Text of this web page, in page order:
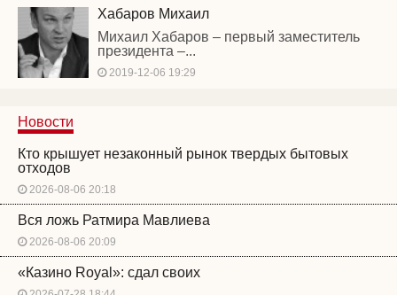
Хабаров Михаил
Михаил Хабаров – первый заместитель
президента –...
2019-12-06 19:29
Новости
Кто крышует незаконный рынок твердых бытовых
отходов
2026-08-06 20:18
Вся ложь Ратмира Мавлиева
2026-08-06 20:09
«Казино Royal»: сдал своих